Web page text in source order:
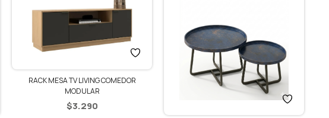
RACK MESA TV LIVING COMEDOR
MODULAR
$3.290